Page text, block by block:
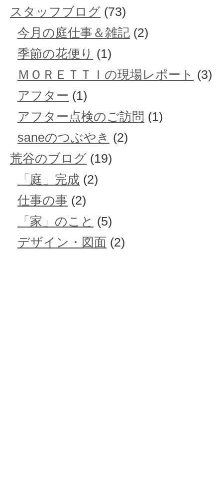
スタッフブログ (73)
今月の庭仕事＆雑記 (2)
季節の花便り (1)
ＭＯＲＥＴＴＩの現場レポート (3)
アフター (1)
アフター点検のご訪問 (1)
saneのつぶやき (2)
荒谷のブログ (19)
「庭」完成 (2)
仕事の事 (2)
「家」のこと (5)
デザイン・図面 (2)